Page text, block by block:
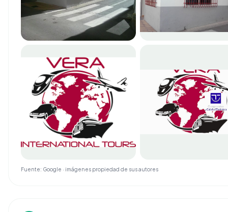
Fuente: Google · imágenes propiedad de sus autores